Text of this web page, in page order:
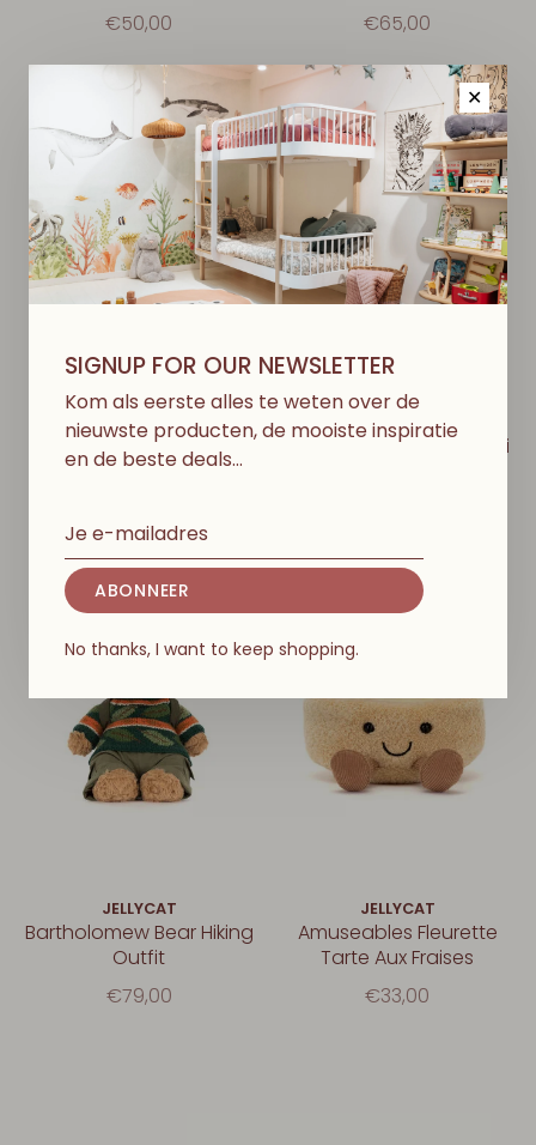
€50,00 €65,00
JELLYCAT
Rockleton
JELLYCAT
Amuseables Peanut Yeti
JELLYCAT
Bartholomew Bear Hiking
Outfit
€79,00
JELLYCAT
Amuseables Fleurette
Tarte Aux Fraises
€33,00
✕
SIGNUP FOR OUR NEWSLETTER
Kom als eerste alles te weten over de
nieuwste producten, de mooiste inspiratie
en de beste deals…
ABONNEER
No thanks, I want to keep shopping.